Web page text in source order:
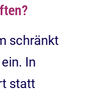
schränkt
In
statt